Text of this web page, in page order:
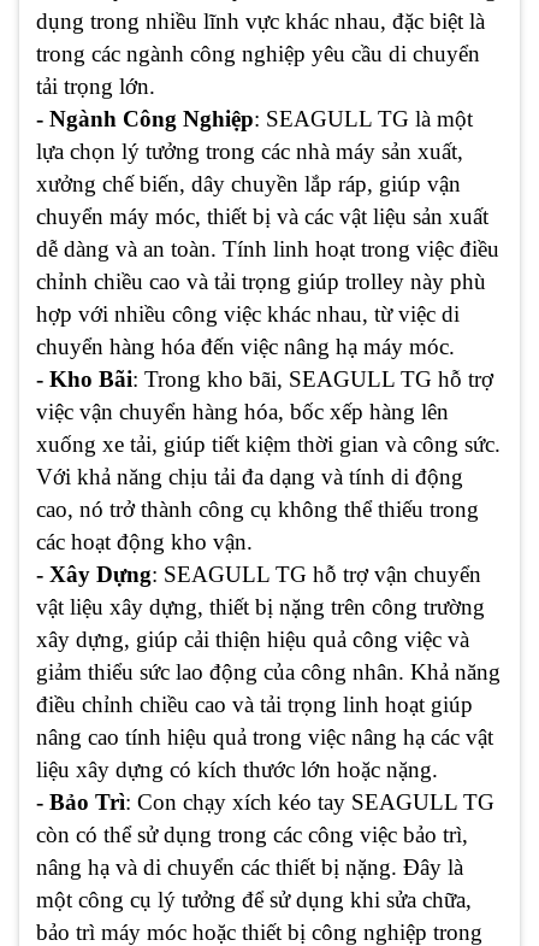
dụng trong nhiều lĩnh vực khác nhau, đặc biệt là
trong các ngành công nghiệp yêu cầu di chuyển
tải trọng lớn.
- Ngành Công Nghiệp: SEAGULL TG là một
lựa chọn lý tưởng trong các nhà máy sản xuất,
xưởng chế biến, dây chuyền lắp ráp, giúp vận
chuyển máy móc, thiết bị và các vật liệu sản xuất
dễ dàng và an toàn. Tính linh hoạt trong việc điều
chỉnh chiều cao và tải trọng giúp trolley này phù
hợp với nhiều công việc khác nhau, từ việc di
chuyển hàng hóa đến việc nâng hạ máy móc.
- Kho Bãi: Trong kho bãi, SEAGULL TG hỗ trợ
việc vận chuyển hàng hóa, bốc xếp hàng lên
xuống xe tải, giúp tiết kiệm thời gian và công sức.
Với khả năng chịu tải đa dạng và tính di động
cao, nó trở thành công cụ không thể thiếu trong
các hoạt động kho vận.
- Xây Dựng: SEAGULL TG hỗ trợ vận chuyển
vật liệu xây dựng, thiết bị nặng trên công trường
xây dựng, giúp cải thiện hiệu quả công việc và
giảm thiểu sức lao động của công nhân. Khả năng
điều chỉnh chiều cao và tải trọng linh hoạt giúp
nâng cao tính hiệu quả trong việc nâng hạ các vật
liệu xây dựng có kích thước lớn hoặc nặng.
- Bảo Trì: Con chạy xích kéo tay SEAGULL TG
còn có thể sử dụng trong các công việc bảo trì,
nâng hạ và di chuyển các thiết bị nặng. Đây là
một công cụ lý tưởng để sử dụng khi sửa chữa,
bảo trì máy móc hoặc thiết bị công nghiệp trong